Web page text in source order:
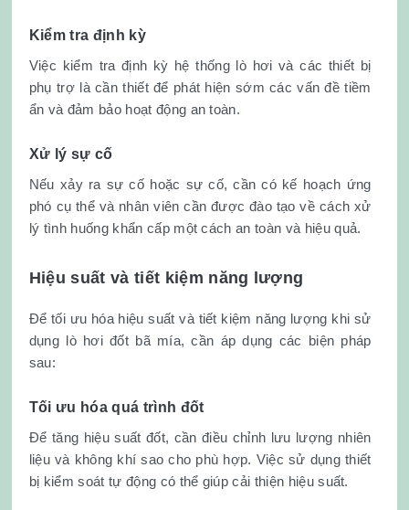
Kiểm tra định kỳ
Việc kiểm tra định kỳ hệ thống lò hơi và các thiết bị
phụ trợ là cần thiết để phát hiện sớm các vấn đề tiềm
ẩn và đảm bảo hoạt động an toàn.
Xử lý sự cố
Nếu xảy ra sự cố hoặc sự cố, cần có kế hoạch ứng
phó cụ thể và nhân viên cần được đào tạo về cách xử
lý tình huống khẩn cấp một cách an toàn và hiệu quả.
Hiệu suất và tiết kiệm năng lượng
Để tối ưu hóa hiệu suất và tiết kiệm năng lượng khi sử
dụng lò hơi đốt bã mía, cần áp dụng các biện pháp
sau:
Tối ưu hóa quá trình đốt
Để tăng hiệu suất đốt, cần điều chỉnh lưu lượng nhiên
liệu và không khí sao cho phù hợp. Việc sử dụng thiết
bị kiểm soát tự động có thể giúp cải thiện hiệu suất.